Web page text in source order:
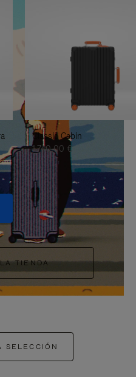
Classic Cabin
1.740,00 €
TIENDA
SELECCIÓN